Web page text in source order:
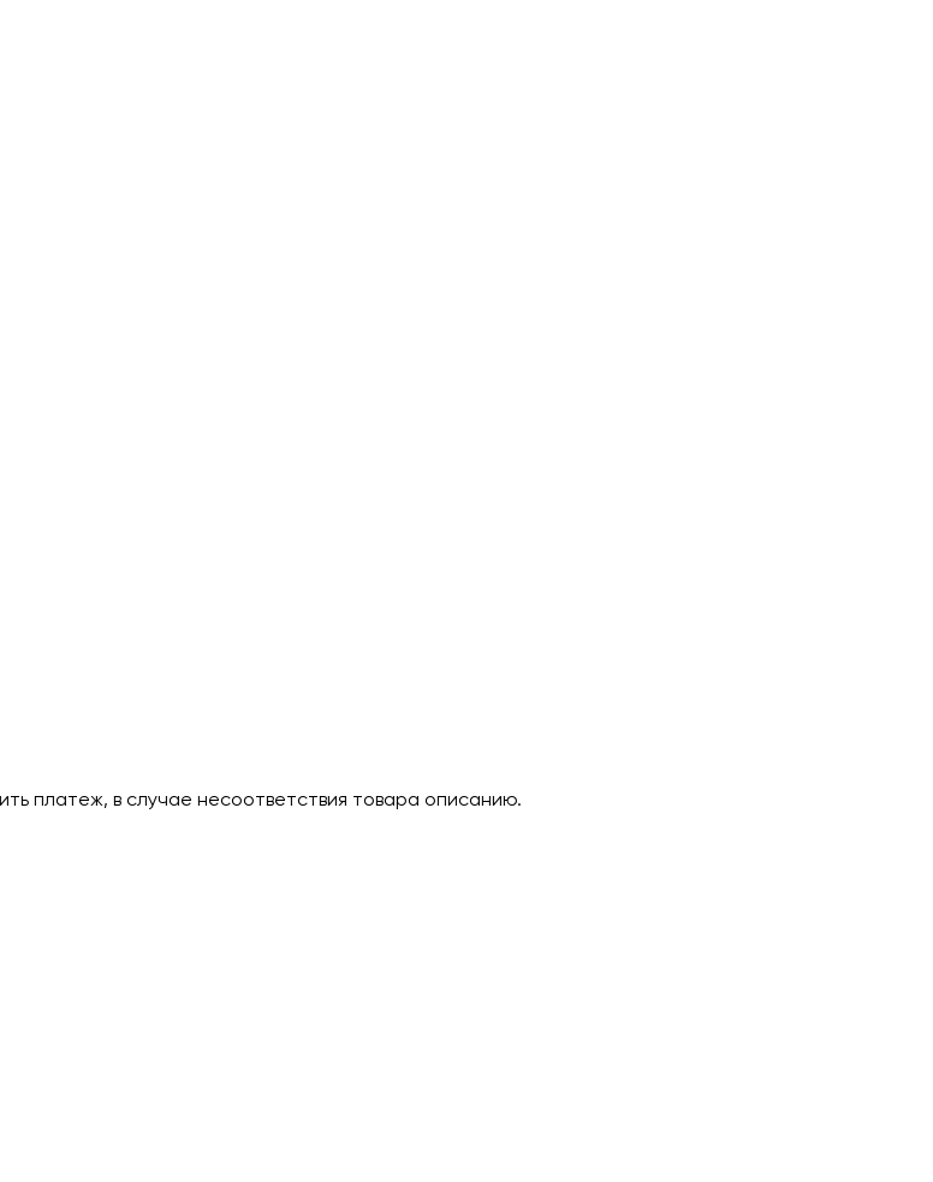
платеж, в случае несоответствия товара описанию.